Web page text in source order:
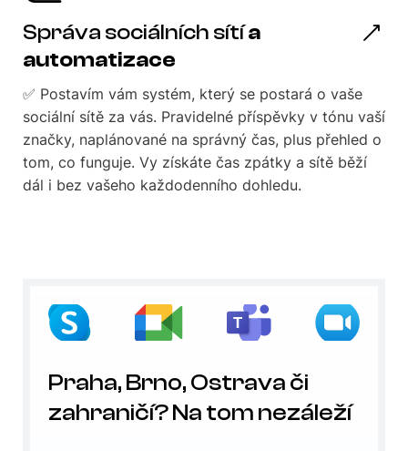
Správa sociálních sítía
automatizace
✅ Postavím vám systém, který se postará o vaše
sociální sítě za vás. Pravidelné příspěvky v tónu vaší
značky, naplánované na správný čas, plus přehled o
tom, co funguje. Vy získáte čas zpátky a sítě běží
dál i bez vašeho každodenního dohledu.
Praha, Brno, Ostrava či
zahraničí? Na tom nezáleží